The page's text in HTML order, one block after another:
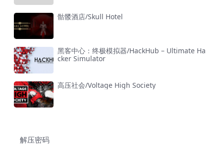
骷髅酒店/Skull Hotel
黑客中心：终极模拟器/HackHub – Ultimate Ha
cker Simulator
高压社会/Voltage High Society
解压密码